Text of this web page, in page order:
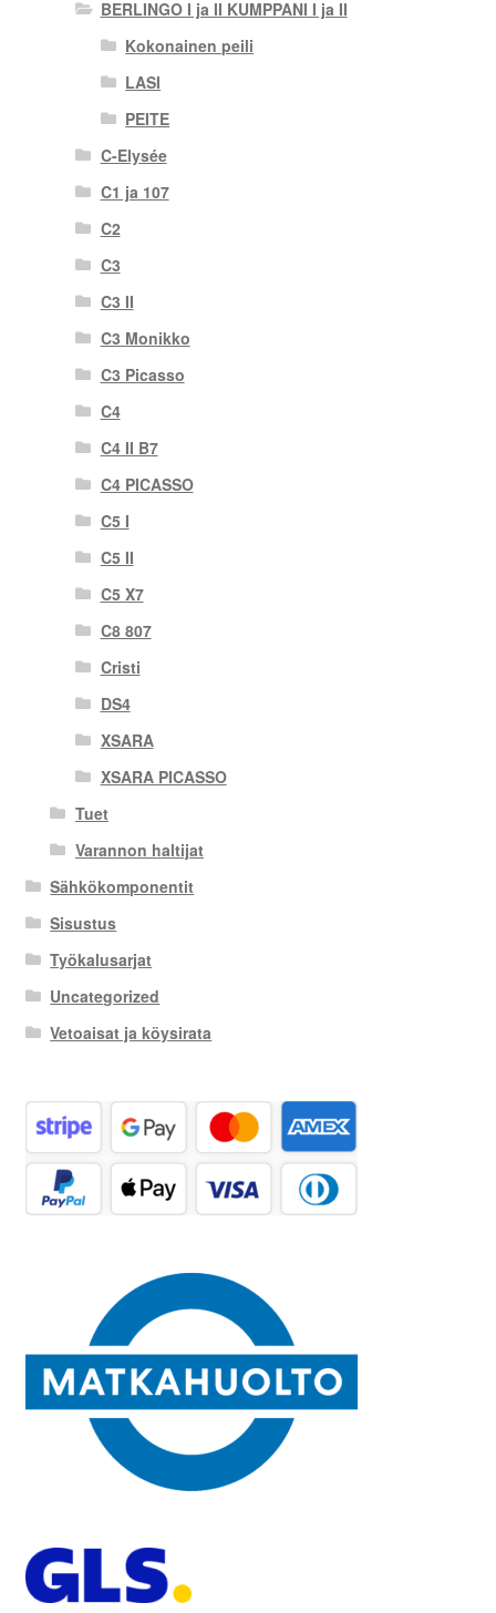
BERLINGO I ja II KUMPPANI I ja II
Kokonainen peili
LASI
PEITE
C-Elysée
C1 ja 107
C2
C3
C3 II
C3 Monikko
C3 Picasso
C4
C4 II B7
C4 PICASSO
C5 I
C5 II
C5 X7
C8 807
Cristi
DS4
XSARA
XSARA PICASSO
Tuet
Varannon haltijat
Sähkökomponentit
Sisustus
Työkalusarjat
Uncategorized
Vetoaisat ja köysirata